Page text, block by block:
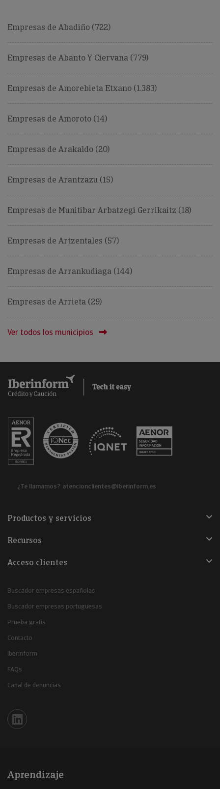
Empresas de Abadiño (722)
Empresas de Abanto Y Ciervana (779)
Empresas de Amorebieta Etxano (1.383)
Empresas de Amoroto (14)
Empresas de Arakaldo (20)
Empresas de Arantzazu (15)
Empresas de Munitibar Arbatzegi Gerrikaitz (18)
Empresas de Artzentales (57)
Empresas de Arrankudiaga (144)
Empresas de Arrieta (29)
Ver todos los municipios
¿Te llamamos? atencionclientes@iberinform.es
Productos y servicios
Recursos
Acceso clientes
Buscador empresas españolas
Buscador empresas portuguesas
Prueba gratis
Contacto
Iberinform
FAQs
Canal de denuncias
Iberinform en Linkedin
Aprendizaje